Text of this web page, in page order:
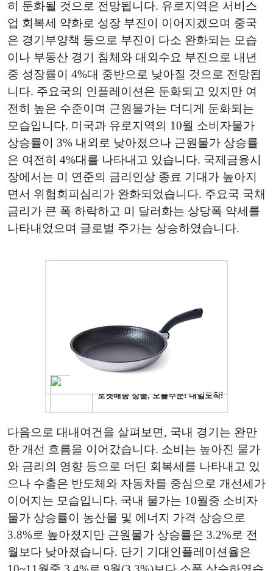
히 둔화될 것으로 전망됩니다. 유로지역은 서비스
업 회복세 약화로 성장 부진이 이어지겠으며 중국
은 경기부양책 등으로 부진이 다소 완화되는 모습
이나 부동산 경기 침체와 대외수요 부진으로 내년
중 성장률이 4%대 중반으로 낮아질 것으로 전망됩
니다. 주요국의 인플레이션은 둔화되고 있지만 여
전히 높은 수준이며 근원물가는 더디게 둔화되는
모습입니다. 미국과 유로지역의 10월 소비자물가
상승률이 3% 내외로 낮아졌으나 근원물가 상승률
은 여전히 4%대를 나타내고 있습니다. 국제금융시
장에서는 미 연준의 금리인상 종료 기대가 높아지
면서 위험회피심리가 완화되었습니다. 주요국 국채
금리가 큰 폭 하락하고 미 달러화는 상당폭 약세를
나타내었으며 글로벌 주가는 상승하였습니다.
다음으로 대내여건을 살펴보면, 국내 경기는 완만
한 개선 흐름을 이어갔습니다. 소비는 높아진 물가
와 금리의 영향 등으로 더딘 회복세를 나타내고 있
으나 수출은 반도체와 자동차를 중심으로 개선세가
이어지는 모습입니다. 국내 물가는 10월중 소비자
물가 상승률이 농산물 및 에너지 가격 상승으로
3.8%로 높아졌지만 근원물가 상승률은 3.2%로 전
월보다 낮아졌습니다. 단기 기대인플레이션율은